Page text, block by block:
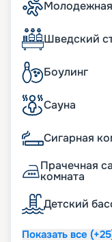
Шведский
Боулинг
Сауна
Сигарная
Прачечная
комната
Детский
Показать все